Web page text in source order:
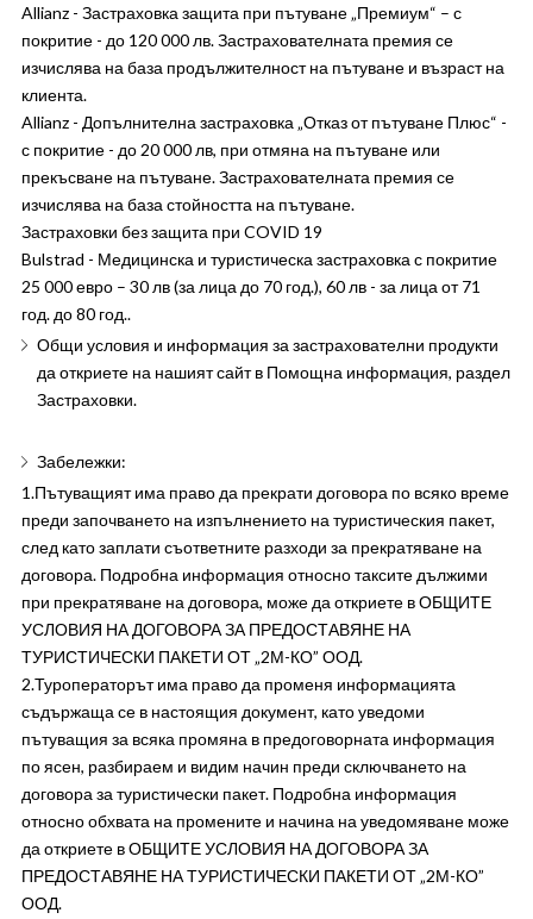
Allianz - Застраховка защита при пътуване „Премиум“ – с
покритие - до 120 000 лв. Застрахователната премия се
изчислява на база продължителност на пътуване и възраст на
клиента.
Allianz - Допълнителна застраховка „Отказ от пътуване Плюс“ -
с покритие - до 20 000 лв, при отмяна на пътуване или
прекъсване на пътуване. Застрахователната премия се
изчислява на база стойността на пътуване.
Застраховки без защита при COVID 19
Bulstrad - Медицинска и туристическа застраховка с покритие
25 000 евро – 30 лв (за лица до 70 год.), 60 лв - за лица от 71
год. до 80 год..
Общи условия и информация за застрахователни продукти
да откриете на нашият сайт в Помощна информация, раздел
Застраховки.
Забележки:
1.Пътуващият има право да прекрати договора по всяко време
преди започването на изпълнението на туристическия пакет,
след като заплати съответните разходи за прекратяване на
договора. Подробна информация относно таксите дължими
при прекратяване на договора, може да откриете в ОБЩИТЕ
УСЛОВИЯ НА ДОГОВОРА ЗА ПРЕДОСТАВЯНЕ НА
ТУРИСТИЧЕСКИ ПАКЕТИ ОТ „2М-КО” ООД.
2.Туроператорът има право да променя информацията
съдържаща се в настоящия документ, като уведоми
пътуващия за всяка промяна в предоговорната информация
по ясен, разбираем и видим начин преди сключването на
договора за туристически пакет. Подробна информация
относно обхвата на промените и начина на уведомяване може
да откриете в ОБЩИТЕ УСЛОВИЯ НА ДОГОВОРА ЗА
ПРЕДОСТАВЯНЕ НА ТУРИСТИЧЕСКИ ПАКЕТИ ОТ „2М-КО”
ООД.